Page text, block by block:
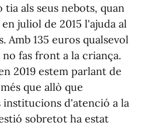
als seus nebots, quan
juliol de 2015 l'ajuda al
Amb 135 euros qualsevol
fas front a la criança.
2019 estem parlant de
que allò que
d'atenció a la
sobretot ha estat